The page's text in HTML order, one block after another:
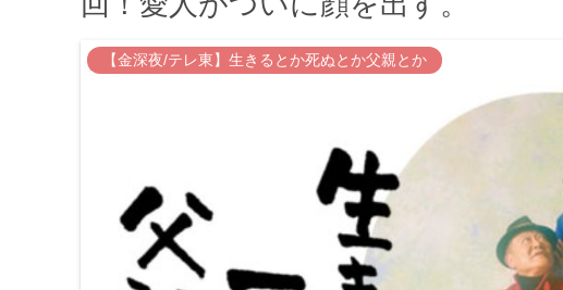
【金深夜/テレ東】生きるとか死ぬとか父親とか